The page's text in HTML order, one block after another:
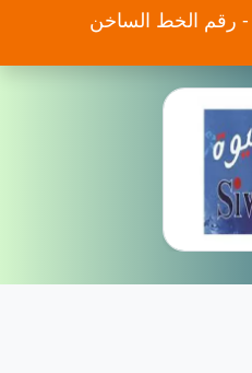
- رقم الخط الساخن